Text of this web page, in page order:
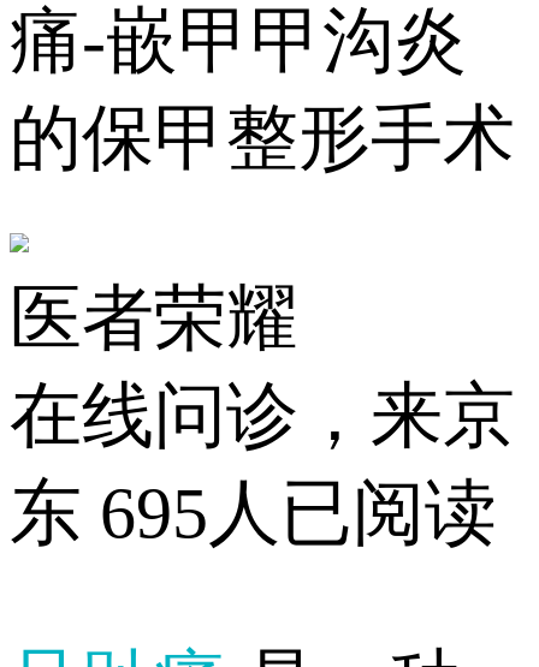
痛-嵌甲甲沟炎
的保甲整形手术
医者荣耀
在线问诊，来京
东 695人已阅读